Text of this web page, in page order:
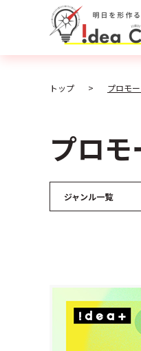
トップ プロモ
プロ
ジャンル一覧